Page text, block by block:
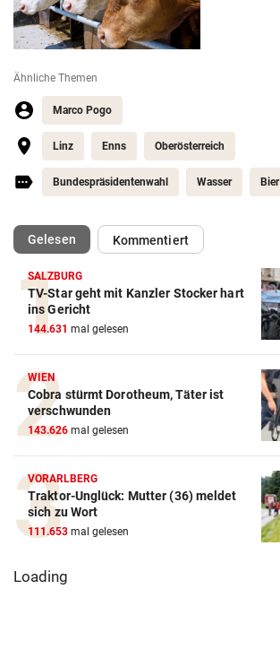
Ähnliche Themen
Marco Pogo
Linz Enns Oberösterreich
Bundespräsidentenwahl Wasser Bier
Gelesen(ausgewählt)Kommentiert
SALZBURG
TV-Star geht mit Kanzler Stocker hart
ins Gericht
144.631 mal gelesen
WIEN
Cobra stürmt Dorotheum, Täter ist
verschwunden
143.626 mal gelesen
VORARLBERG
Traktor-Unglück: Mutter (36) meldet
sich zu Wort
111.653 mal gelesen
Loading